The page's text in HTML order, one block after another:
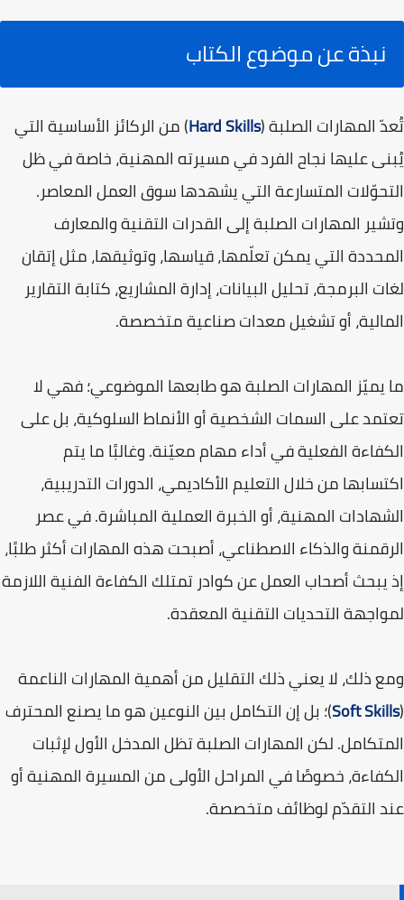
نبذة عن موضوع الكتاب
تُعدّ المهارات الصلبة (Hard Skills) من الركائز الأساسية التي
يُبنى عليها نجاح الفرد في مسيرته المهنية، خاصة في ظل
التحوّلات المتسارعة التي يشهدها سوق العمل المعاصر.
وتشير المهارات الصلبة إلى القدرات التقنية والمعارف
المحددة التي يمكن تعلّمها، قياسها، وتوثيقها، مثل إتقان
لغات البرمجة، تحليل البيانات، إدارة المشاريع، كتابة التقارير
المالية، أو تشغيل معدات صناعية متخصصة.
ما يميّز المهارات الصلبة هو طابعها الموضوعي؛ فهي لا
تعتمد على السمات الشخصية أو الأنماط السلوكية، بل على
الكفاءة الفعلية في أداء مهام معيّنة. وغالبًا ما يتم
اكتسابها من خلال التعليم الأكاديمي، الدورات التدريبية،
الشهادات المهنية، أو الخبرة العملية المباشرة. في عصر
الرقمنة والذكاء الاصطناعي، أصبحت هذه المهارات أكثر طلبًا،
إذ يبحث أصحاب العمل عن كوادر تمتلك الكفاءة الفنية اللازمة
لمواجهة التحديات التقنية المعقدة.
ومع ذلك، لا يعني ذلك التقليل من أهمية المهارات الناعمة
(
Soft Skills)؛ بل إن التكامل بين النوعين هو ما يصنع المحترف
المتكامل. لكن المهارات الصلبة تظل المدخل الأول لإثبات
الكفاءة، خصوصًا في المراحل الأولى من المسيرة المهنية أو
عند التقدّم لوظائف متخصصة.